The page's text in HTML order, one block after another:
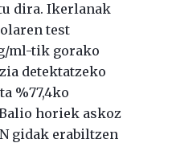
dira. Ikerlanak
test
ml-tik gorako
detektatzeko
%77,4ko
horiek askoz
gidak erabiltzen